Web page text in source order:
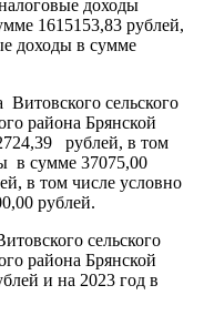
доходы
1615153,83 рублей,
доходы в сумме
сельского
района Брянской
рублей, в том
в сумме 37075,00
в том числе условно
рублей.
сельского
района Брянской
и на 2023 год в